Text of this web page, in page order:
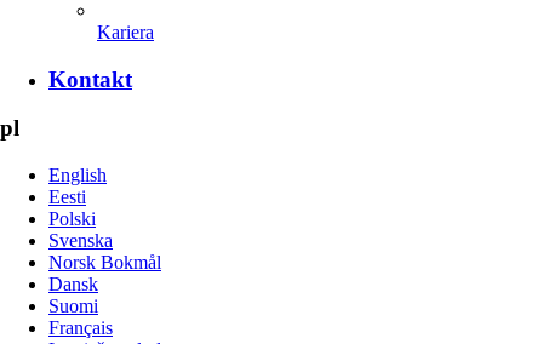
Kariera
Kontakt
pl
English
Eesti
Polski
Svenska
Norsk Bokmål
Dansk
Suomi
Français